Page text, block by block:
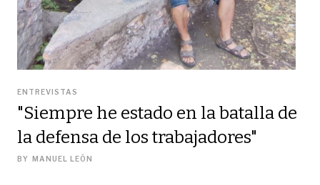
ENTREVISTAS
"Siempre he estado en la batalla de
la defensa de los trabajadores"
BY MANUEL LEÓN